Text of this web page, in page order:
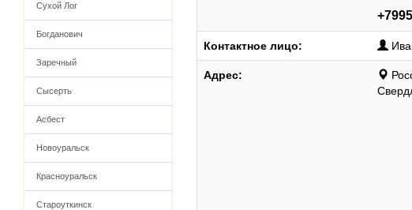
Сухой Лог
Богданович
Заречный
Сысерть
Асбест
Новоуральск
Красноуральск
Староуткинск
Контактное лицо:
Адрес: